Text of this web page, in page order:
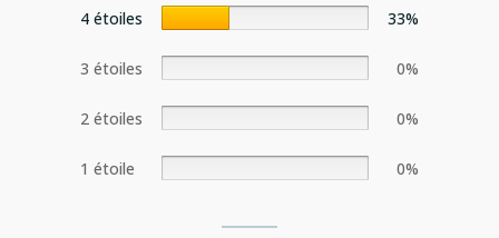
4 étoiles 33%
3 étoiles 0%
2 étoiles 0%
1 étoile 0%